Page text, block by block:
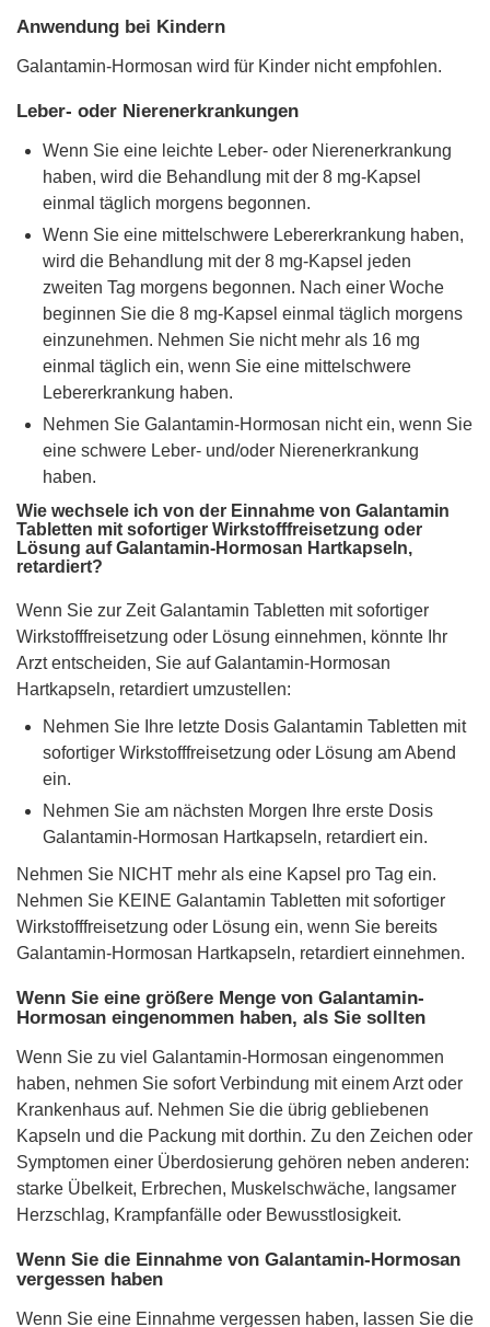
Anwendung bei Kindern
Galantamin-Hormosan wird für Kinder nicht empfohlen.
Leber- oder Nierenerkrankungen
Wenn Sie eine leichte Leber- oder Nierenerkrankung
haben, wird die Behandlung mit der 8 mg-Kapsel
einmal täglich morgens begonnen.
Wenn Sie eine mittelschwere Lebererkrankung haben,
wird die Behandlung mit der 8 mg-Kapsel jeden
zweiten Tag morgens begonnen. Nach einer Woche
beginnen Sie die 8 mg-Kapsel einmal täglich morgens
einzunehmen. Nehmen Sie nicht mehr als 16 mg
einmal täglich ein, wenn Sie eine mittelschwere
Lebererkrankung haben.
Nehmen Sie Galantamin-Hormosan nicht ein, wenn Sie
eine schwere Leber- und/oder Nierenerkrankung
haben.
Wie wechsele ich von der Einnahme von Galantamin
Tabletten mit sofortiger Wirkstofffreisetzung oder
Lösung auf Galantamin-Hormosan Hartkapseln,
retardiert?
Wenn Sie zur Zeit Galantamin Tabletten mit sofortiger
Wirkstofffreisetzung oder Lösung einnehmen, könnte Ihr
Arzt entscheiden, Sie auf Galantamin-Hormosan
Hartkapseln, retardiert umzustellen:
Nehmen Sie Ihre letzte Dosis Galantamin Tabletten mit
sofortiger Wirkstofffreisetzung oder Lösung am Abend
ein.
Nehmen Sie am nächsten Morgen Ihre erste Dosis
Galantamin-Hormosan Hartkapseln, retardiert ein.
Nehmen Sie NICHT mehr als eine Kapsel pro Tag ein.
Nehmen Sie KEINE Galantamin Tabletten mit sofortiger
Wirkstofffreisetzung oder Lösung ein, wenn Sie bereits
Galantamin-Hormosan Hartkapseln, retardiert einnehmen.
Wenn Sie eine größere Menge von Galantamin-
Hormosan eingenommen haben, als Sie sollten
Wenn Sie zu viel Galantamin-Hormosan eingenommen
haben, nehmen Sie sofort Verbindung mit einem Arzt oder
Krankenhaus auf. Nehmen Sie die übrig gebliebenen
Kapseln und die Packung mit dorthin. Zu den Zeichen oder
Symptomen einer Überdosierung gehören neben anderen:
starke Übelkeit, Erbrechen, Muskelschwäche, langsamer
Herzschlag, Krampfanfälle oder Bewusstlosigkeit.
Wenn Sie die Einnahme von Galantamin-Hormosan
vergessen haben
Wenn Sie eine Einnahme vergessen haben, lassen Sie die